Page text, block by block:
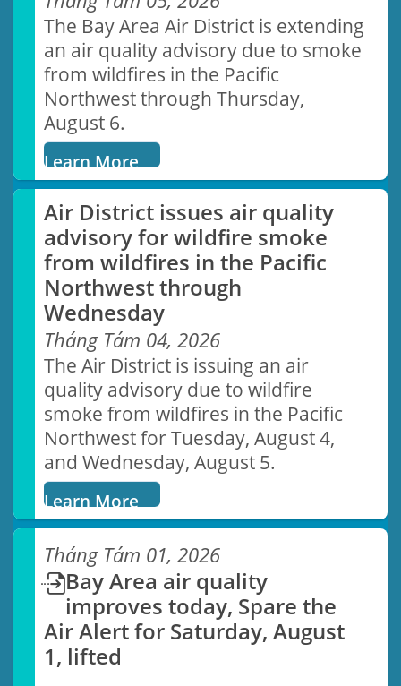
Protection Program
617)
The Community Health
Program works to improve air
quality in local neighborhoods.
Flex Your Commute
Help create a Bay Area wide
transportation shift from
alone to sustainable
Các Cuộc Họp của Hội
Đồng Địa Hạt Không
Xem nghị trình cho các cuộc
Hội Đồng sắp tới
The Bay Area Air District is extending
an air quality advisory due to smoke
from wildfires in the Pacific
Northwest through Thursday,
August 6.
Learn More
Air District issues air quality
advisory for wildfire smoke
from wildfires in the Pacific
Northwest through
Wednesday
Tháng Tám 04, 2026
The Air District is issuing an air
quality advisory due to wildfire
smoke from wildfires in the Pacific
Northwest for Tuesday, August 4,
and Wednesday, August 5.
Learn More
Tháng Tám 01, 2026
Bay Area air quality
improves today, Spare the
Air Alert for Saturday, August
1, lifted